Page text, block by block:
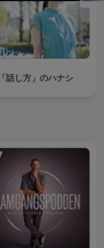
「話し方」のハナシ